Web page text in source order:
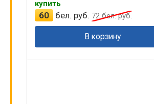
купить
60 бел. руб. 72бел. руб.
В корзину